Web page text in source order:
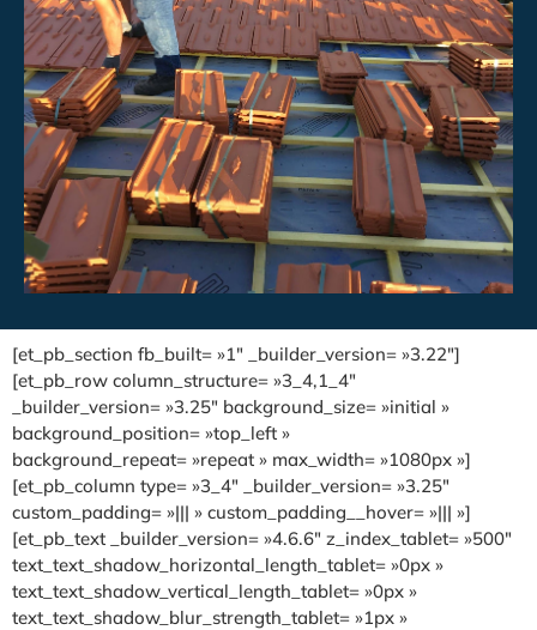
[et_pb_section fb_built= »1″ _builder_version= »3.22″]
[et_pb_row column_structure= »3_4,1_4″
_builder_version= »3.25″ background_size= »initial »
background_position= »top_left »
background_repeat= »repeat » max_width= »1080px »]
[et_pb_column type= »3_4″ _builder_version= »3.25″
custom_padding= »||| » custom_padding__hover= »||| »]
[et_pb_text _builder_version= »4.6.6″ z_index_tablet= »500″
text_text_shadow_horizontal_length_tablet= »0px »
text_text_shadow_vertical_length_tablet= »0px »
text_text_shadow_blur_strength_tablet= »1px »